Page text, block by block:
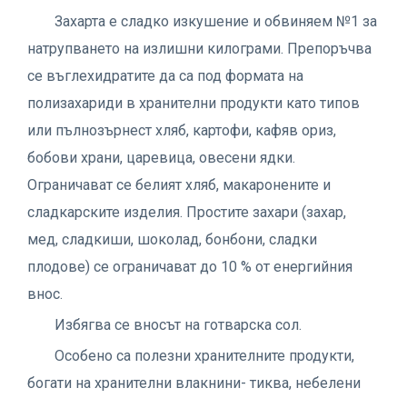
Захарта е сладко изкушение и обвиняем №1 за
натрупването на излишни килограми. Препоръчва
се въглехидратите да са под формата на
полизахариди в хранителни продукти като типов
или пълнозърнест хляб, картофи, кафяв ориз,
бобови храни, царевица, овесени ядки.
Ограничават се белият хляб, макаронените и
сладкарските изделия. Простите захари (захар,
мед, сладкиши, шоколад, бонбони, сладки
плодове) се ограничават до 10 % от енергийния
внос.
Избягва се вносът на готварска сол.
Особено са полезни хранителните продукти,
богати на хранителни влакнини- тиква, небелени